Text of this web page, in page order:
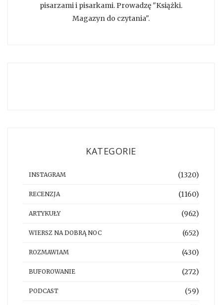
pisarzami i pisarkami. Prowadzę "Książki.
Magazyn do czytania".
KATEGORIE
INSTAGRAM (1320)
RECENZJA (1160)
ARTYKUŁY (962)
WIERSZ NA DOBRĄ NOC (652)
ROZMAWIAM (430)
BUFOROWANIE (272)
PODCAST (59)